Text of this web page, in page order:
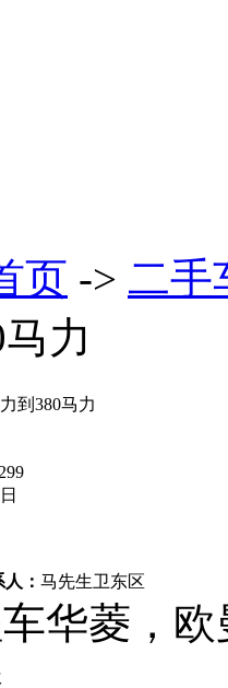
页 -> 二手
力
到380马力
： 马先生卫东区
华菱，